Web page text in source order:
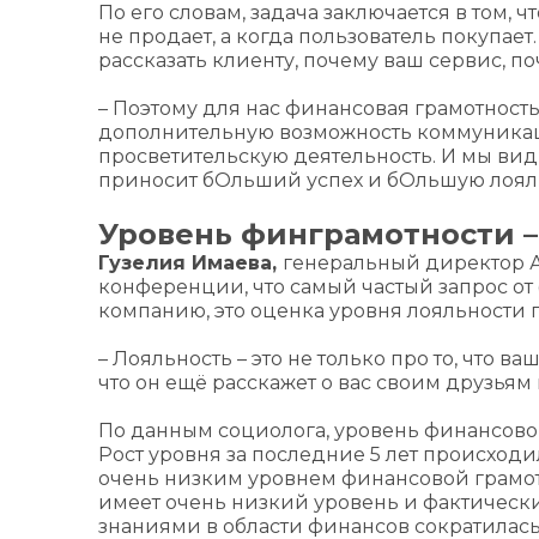
По его словам, задача заключается в
не продает, а когда пользователь
рассказать клиенту, почему ваш сервис,
– Поэтому для нас финансовая
дополнительную возможность
просветительскую деятельность. И мы
приносит бОльший успех и бОльшую
Уровень финграмотности
Гузелия Имаева, генеральный директор
конференции, что самый частый запрос
компанию, это оценка уровня лояльности
– Лояльность – это не только про то, что
что он ещё расскажет о вас своим друзьям
По данным социолога, уровень
Рост уровня за последние 5 лет
очень низким уровнем финансовой
имеет очень низкий уровень и
знаниями в области финансов